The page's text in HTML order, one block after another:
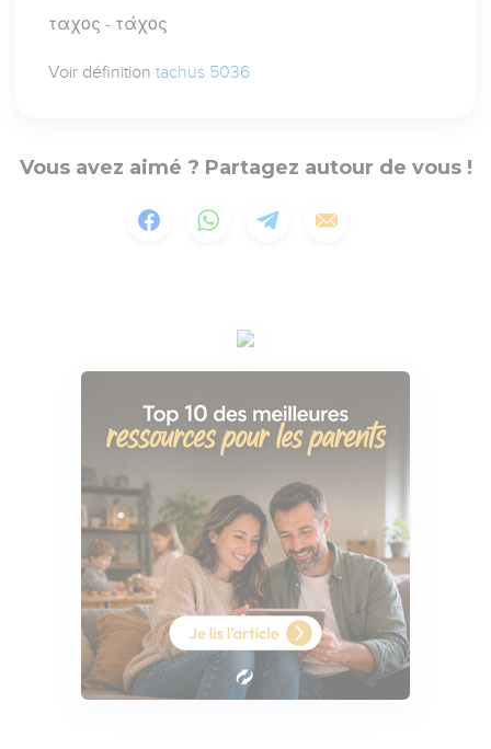
ταχος - τάχος
Voir définitiontachus 5036
Vous avez aimé ? Partagez autour de vous !